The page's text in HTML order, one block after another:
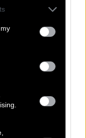
or more Google
You may click to
third-party tags to
in below Google